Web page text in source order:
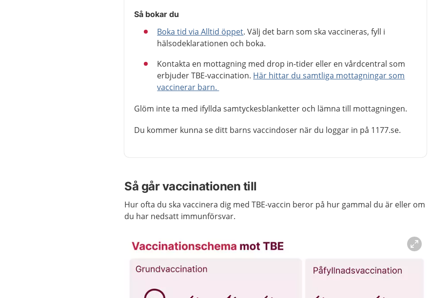
Så bokar du
Boka tid via Alltid öppet. Välj det barn som ska vaccineras, fyll i
hälsodeklarationen och boka.
Kontakta en mottagning med drop in-tider eller en vårdcentral som
erbjuder TBE-vaccination. Här hittar du samtliga mottagningar som
vaccinerar barn.
Glöm inte ta med ifyllda samtyckesblanketter och lämna till mottagningen.
Du kommer kunna se ditt barns vaccindoser när du loggar in på 1177.se.
Så går vaccinationen till
Hur ofta du ska vaccinera dig med TBE-vaccin beror på hur gammal du är eller om
du har nedsatt immunförsvar.